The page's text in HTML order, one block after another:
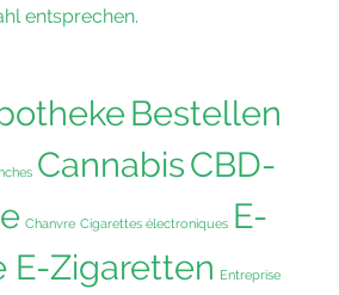
entsprechen.
Bestellen
CannabisCBD-
Chanvre Cigarettes électroniques E-
E-Zigaretten Entreprise